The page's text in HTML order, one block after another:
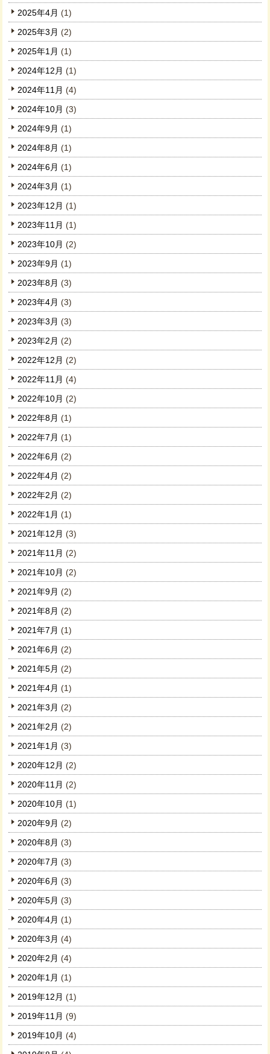
2025年4月 (1)
2025年3月 (2)
2025年1月 (1)
2024年12月 (1)
2024年11月 (4)
2024年10月 (3)
2024年9月 (1)
2024年8月 (1)
2024年6月 (1)
2024年3月 (1)
2023年12月 (1)
2023年11月 (1)
2023年10月 (2)
2023年9月 (1)
2023年8月 (3)
2023年4月 (3)
2023年3月 (3)
2023年2月 (2)
2022年12月 (2)
2022年11月 (4)
2022年10月 (2)
2022年8月 (1)
2022年7月 (1)
2022年6月 (2)
2022年4月 (2)
2022年2月 (2)
2022年1月 (1)
2021年12月 (3)
2021年11月 (2)
2021年10月 (2)
2021年9月 (2)
2021年8月 (2)
2021年7月 (1)
2021年6月 (2)
2021年5月 (2)
2021年4月 (1)
2021年3月 (2)
2021年2月 (2)
2021年1月 (3)
2020年12月 (2)
2020年11月 (2)
2020年10月 (1)
2020年9月 (2)
2020年8月 (3)
2020年7月 (3)
2020年6月 (3)
2020年5月 (3)
2020年4月 (1)
2020年3月 (4)
2020年2月 (4)
2020年1月 (1)
2019年12月 (1)
2019年11月 (9)
2019年10月 (4)